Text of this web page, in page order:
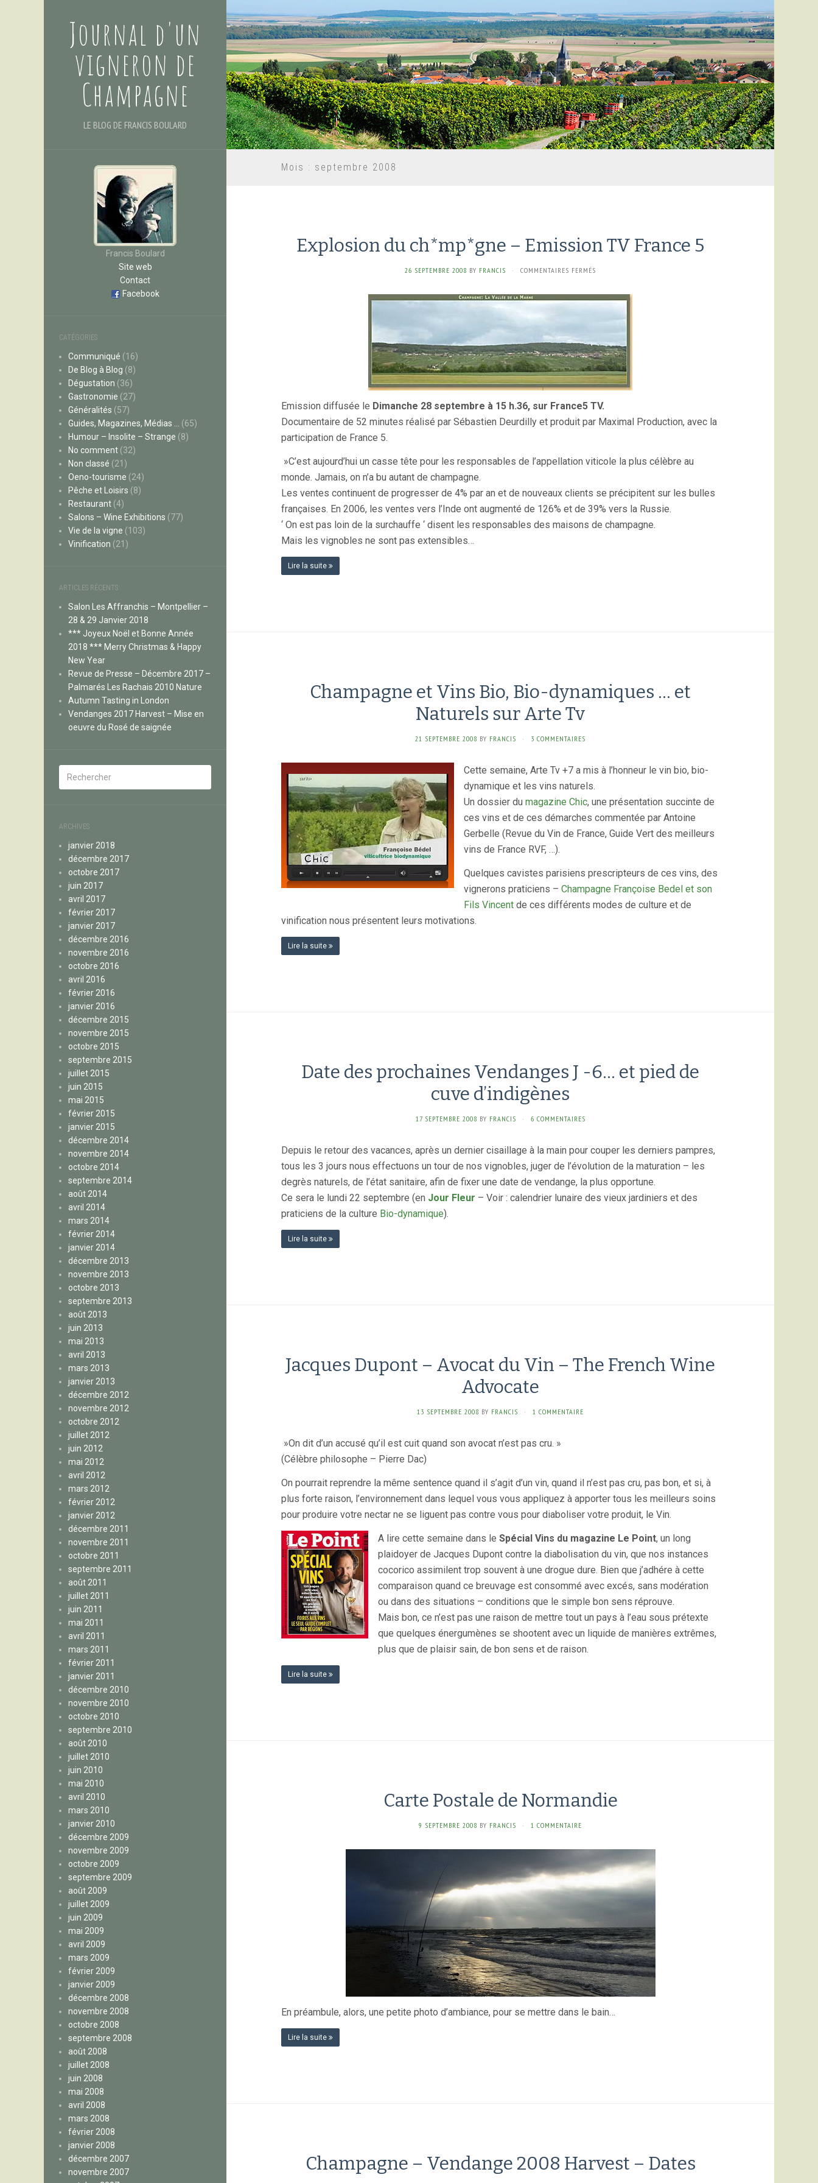
Journal d'un
vigneron de
Champagne
LE BLOG DE FRANCIS BOULARD
Francis Boulard
Site web
Contact
Facebook
CATÉGORIES
Communiqué (16)
De Blog à Blog (8)
Dégustation (36)
Gastronomie (27)
Généralités (57)
Guides, Magazines, Médias …
(65)
Humour – Insolite – Strange (8)
No comment (32)
Non classé (21)
Oeno-tourisme (24)
Pêche et Loisirs (8)
Restaurant (4)
Salons – Wine Exhibitions (77)
Vie de la vigne (103)
Vinification (21)
ARTICLES RÉCENTS
Salon Les Affranchis – Montpellier –
28 & 29 Janvier 2018
*** Joyeux Noël et Bonne Année
2018 *** Merry Christmas & Happy
New Year
Revue de Presse – Décembre 2017 –
Palmarés Les Rachais 2010 Nature
Autumn Tasting in London
Vendanges 2017 Harvest – Mise en
oeuvre du Rosé de saignée
ARCHIVES
janvier 2018
décembre 2017
octobre 2017
juin 2017
avril 2017
février 2017
janvier 2017
décembre 2016
novembre 2016
octobre 2016
avril 2016
février 2016
janvier 2016
décembre 2015
novembre 2015
octobre 2015
septembre 2015
juillet 2015
juin 2015
mai 2015
février 2015
janvier 2015
décembre 2014
novembre 2014
octobre 2014
septembre 2014
août 2014
avril 2014
mars 2014
février 2014
janvier 2014
décembre 2013
novembre 2013
octobre 2013
septembre 2013
août 2013
juin 2013
mai 2013
avril 2013
mars 2013
janvier 2013
décembre 2012
novembre 2012
octobre 2012
juillet 2012
juin 2012
mai 2012
avril 2012
mars 2012
février 2012
janvier 2012
décembre 2011
novembre 2011
octobre 2011
septembre 2011
août 2011
juillet 2011
juin 2011
mai 2011
avril 2011
mars 2011
février 2011
janvier 2011
décembre 2010
novembre 2010
octobre 2010
septembre 2010
août 2010
juillet 2010
juin 2010
mai 2010
avril 2010
mars 2010
janvier 2010
décembre 2009
novembre 2009
octobre 2009
septembre 2009
août 2009
juillet 2009
juin 2009
mai 2009
avril 2009
mars 2009
février 2009
janvier 2009
décembre 2008
novembre 2008
octobre 2008
septembre 2008
août 2008
juillet 2008
juin 2008
mai 2008
avril 2008
mars 2008
février 2008
janvier 2008
décembre 2007
novembre 2007
Mois : septembre 2008
Explosion du ch*mp*gne – Emission TV France 5
26 SEPTEMBRE 2008 BY FRANCIS · COMMENTAIRES FERMÉS
DU
FRANCE
5
Emission diffusée le Dimanche 28 septembre à 15 h.36, sur France5 TV.
Documentaire de 52 minutes réalisé par Sébastien Deurdilly et produit par Maximal Production, avec la
participation de France 5.
»C’est aujourd’hui un casse tête pour les responsables de l’appellation viticole la plus célèbre au
monde. Jamais, on n’a bu autant de champagne.
Les ventes continuent de progresser de 4% par an et de nouveaux clients se précipitent sur les bulles
françaises. En 2006, les ventes vers l’Inde ont augmenté de 126% et de 39% vers la Russie.
‘ On est pas loin de la surchauffe ‘ disent les responsables des maisons de champagne.
Mais les vignobles ne sont pas extensibles…
Lire la suite
Champagne et Vins Bio, Bio-dynamiques … et
Naturels sur Arte Tv
21 SEPTEMBRE 2008 BY FRANCIS · 3 COMMENTAIRES
Cette semaine, Arte Tv +7 a mis à l’honneur le vin bio, bio-
dynamique et les vins naturels.
Un dossier du magazine Chic, une présentation succinte de
ces vins et de ces démarches commentée par Antoine
Gerbelle (Revue du Vin de France, Guide Vert des meilleurs
vins de France RVF, …).
Quelques cavistes parisiens prescripteurs de ces vins, des
vignerons praticiens – Champagne Françoise Bedel et son
Fils Vincent de ces différents modes de culture et de
vinification nous présentent leurs motivations.
Lire la suite
Date des prochaines Vendanges J -6… et pied de
cuve d’indigènes
17 SEPTEMBRE 2008 BY FRANCIS · 6 COMMENTAIRES
Depuis le retour des vacances, après un dernier cisaillage à la main pour couper les derniers pampres,
tous les 3 jours nous effectuons un tour de nos vignobles, juger de l’évolution de la maturation – les
degrès naturels, de l’état sanitaire, afin de fixer une date de vendange, la plus opportune.
Ce sera le lundi 22 septembre (en Jour Fleur – Voir : calendrier lunaire des vieux jardiniers et des
praticiens de la culture Bio-dynamique).
Lire la suite
Jacques Dupont – Avocat du Vin – The French Wine
Advocate
13 SEPTEMBRE 2008 BY FRANCIS · 1 COMMENTAIRE
»On dit d’un accusé qu’il est cuit quand son avocat n’est pas cru. »
(Célèbre philosophe – Pierre Dac)
On pourrait reprendre la même sentence quand il s’agit d’un vin, quand il n’est pas cru, pas bon, et si, à
plus forte raison, l’environnement dans lequel vous vous appliquez à apporter tous les meilleurs soins
pour produire votre nectar ne se liguent pas contre vous pour diaboliser votre produit, le Vin.
A lire cette semaine dans le Spécial Vins du magazine Le Point, un long
plaidoyer de Jacques Dupont contre la diabolisation du vin, que nos instances
cocorico assimilent trop souvent à une drogue dure. Bien que j’adhére à cette
comparaison quand ce breuvage est consommé avec excés, sans modération
ou dans des situations – conditions que le simple bon sens réprouve.
Mais bon, ce n’est pas une raison de mettre tout un pays à l’eau sous prétexte
que quelques énergumènes se shootent avec un liquide de manières extrêmes,
plus que de plaisir sain, de bon sens et de raison.
Lire la suite
Carte Postale de Normandie
9 SEPTEMBRE 2008 BY FRANCIS · 1 COMMENTAIRE
En préambule, alors, une petite photo d’ambiance, pour se mettre dans le bain…
Lire la suite
Champagne – Vendange 2008 Harvest – Dates